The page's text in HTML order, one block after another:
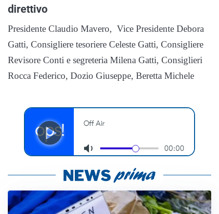
direttivo
Presidente Claudio Mavero, Vice Presidente Debora
Gatti, Consigliere tesoriere Celeste Gatti, Consigliere
Revisore Conti e segreteria Milena Gatti, Consiglieri
Rocca Federico, Dozio Giuseppe, Beretta Michele